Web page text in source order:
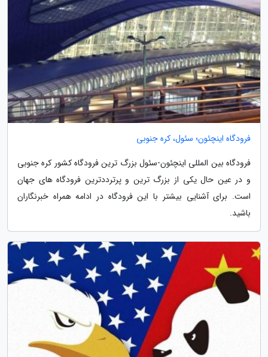
فرودگاه اینچئون؛ سئول، کره جنوبی
فرودگاه بین المللی اینچئون-سئول بزرگ ترین فرودگاه کشور کره جنوبی
و در عین حال یکی از بزرگ ترین و پرترددترین فرودگاه های جهان
است. برای آشنایی بیشتر با این فرودگاه در ادامه همراه خبرنگاران
باشید.